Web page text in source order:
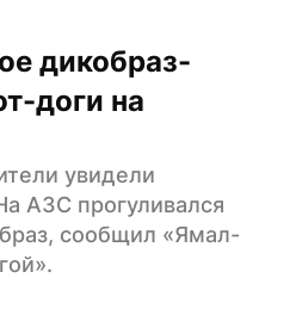
дикобраз-
доги на
увидели
АЗС прогуливался
сообщил «Ямал-